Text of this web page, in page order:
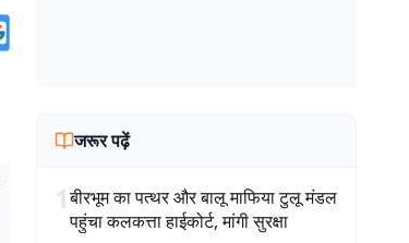
जरूर पढ़ें
1बीरभूम का पत्थर और बालू माफिया टुलू मंडल
पहुंचा कलकत्ता हाईकोर्ट, मांगी सुरक्षा